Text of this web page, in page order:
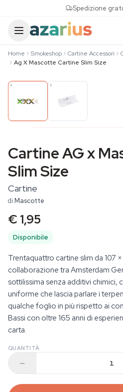
Spedizione
Home Smokeshop Cartine Accessori
Ag X Mascotte Cartine Slim Size
Cartine AG x
Slim Size
Cartine
di Mascotte
€ 1,95
Disponibile
Trentaquattro cartine slim da 107
collaborazione tra Amsterdam
sottilissima senza additivi chimici,
uniforme che lascia parlare i
qualche foglio in più rispetto ai
Bassi con oltre 165 anni di
carta.
QUANTITÀ